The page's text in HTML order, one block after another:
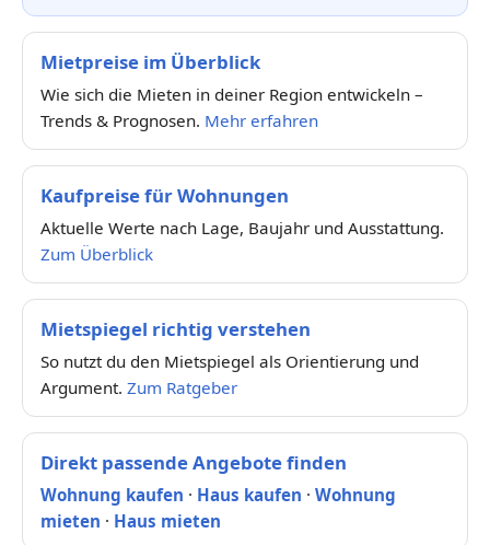
Mietpreise im Überblick
Wie sich die Mieten in deiner Region entwickeln –
Trends & Prognosen. Mehr erfahren
Kaufpreise für Wohnungen
Aktuelle Werte nach Lage, Baujahr und Ausstattung.
Zum Überblick
Mietspiegel richtig verstehen
So nutzt du den Mietspiegel als Orientierung und
Argument. Zum Ratgeber
Direkt passende Angebote finden
Wohnung kaufen · Haus kaufen · Wohnung
mieten · Haus mieten